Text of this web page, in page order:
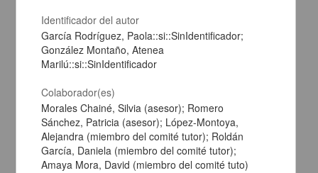
Elaboración y evaluación de películas sublinguales a base de
passiflora para el tratamiento de ansiedad
Rodríguez Lovera, Juan Carlos
Biología y Química,Medicina y Ciencias de la Salud
Identificador del autor
García Rodríguez, Paola::si::SinIdentificador;
González Montaño, Atenea
Marilú::si::SinIdentificador
Colaborador(es)
Morales Chainé, Silvia (asesor); Romero
Sánchez, Patricia (asesor); López-Montoya,
Alejandra (miembro del comité tutor); Roldán
García, Daniela (miembro del comité tutor);
Amaya Mora, David (miembro del comité tuto)